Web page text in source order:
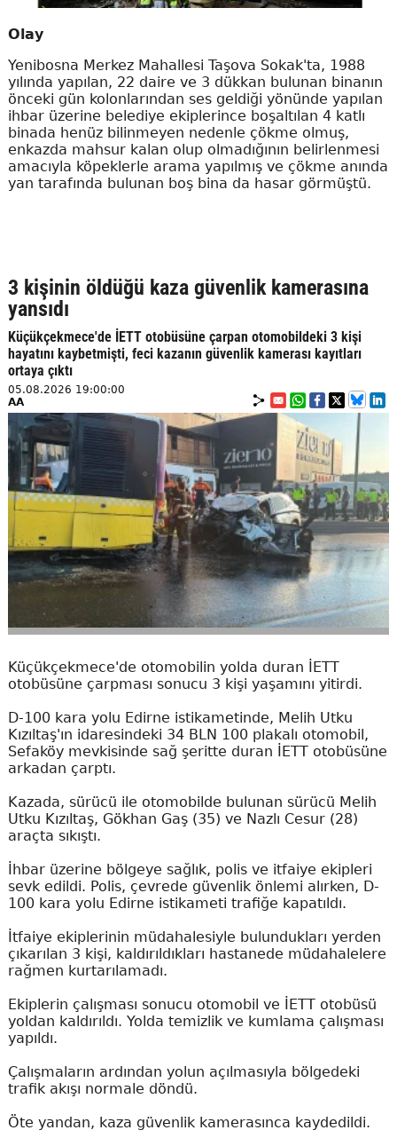
Olay
Yenibosna Merkez Mahallesi Taşova Sokak'ta, 1988
yılında yapılan, 22 daire ve 3 dükkan bulunan binanın
önceki gün kolonlarından ses geldiği yönünde yapılan
ihbar üzerine belediye ekiplerince boşaltılan 4 katlı
binada henüz bilinmeyen nedenle çökme olmuş,
enkazda mahsur kalan olup olmadığının belirlenmesi
amacıyla köpeklerle arama yapılmış ve çökme anında
yan tarafında bulunan boş bina da hasar görmüştü.
3 kişinin öldüğü kaza güvenlik kamerasına
yansıdı
Küçükçekmece'de İETT otobüsüne çarpan otomobildeki 3 kişi
hayatını kaybetmişti, feci kazanın güvenlik kamerası kayıtları
ortaya çıktı
05.08.2026 19:00:00
AA
Küçükçekmece'de otomobilin yolda duran İETT
otobüsüne çarpması sonucu 3 kişi yaşamını yitirdi.
D-100 kara yolu Edirne istikametinde, Melih Utku
Kızıltaş'ın idaresindeki 34 BLN 100 plakalı otomobil,
Sefaköy mevkisinde sağ şeritte duran İETT otobüsüne
arkadan çarptı.
Kazada, sürücü ile otomobilde bulunan sürücü Melih
Utku Kızıltaş, Gökhan Gaş (35) ve Nazlı Cesur (28)
araçta sıkıştı.
İhbar üzerine bölgeye sağlık, polis ve itfaiye ekipleri
sevk edildi. Polis, çevrede güvenlik önlemi alırken, D-
100 kara yolu Edirne istikameti trafiğe kapatıldı.
İtfaiye ekiplerinin müdahalesiyle bulundukları yerden
çıkarılan 3 kişi, kaldırıldıkları hastanede müdahalelere
rağmen kurtarılamadı.
Ekiplerin çalışması sonucu otomobil ve İETT otobüsü
yoldan kaldırıldı. Yolda temizlik ve kumlama çalışması
yapıldı.
Çalışmaların ardından yolun açılmasıyla bölgedeki
trafik akışı normale döndü.
Öte yandan, kaza güvenlik kamerasınca kaydedildi.